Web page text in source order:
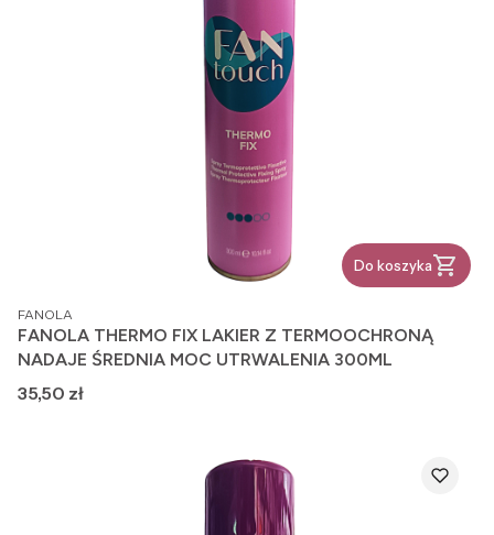
Do koszyka
PRODUCENT
FANOLA
FANOLA THERMO FIX LAKIER Z TERMOOCHRONĄ
NADAJE ŚREDNIA MOC UTRWALENIA 300ML
Cena
35,50 zł